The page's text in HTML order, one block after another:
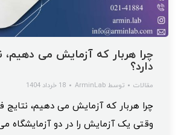
چرا هربار که آزمایش می دهیم،
دارد؟
مقالات توسط ArminLab 18 خرداد 1404
چرا هربار که آزمایش می دهیم، نتایج
وقتی یک آزمایش را در دو آزمایشگاه